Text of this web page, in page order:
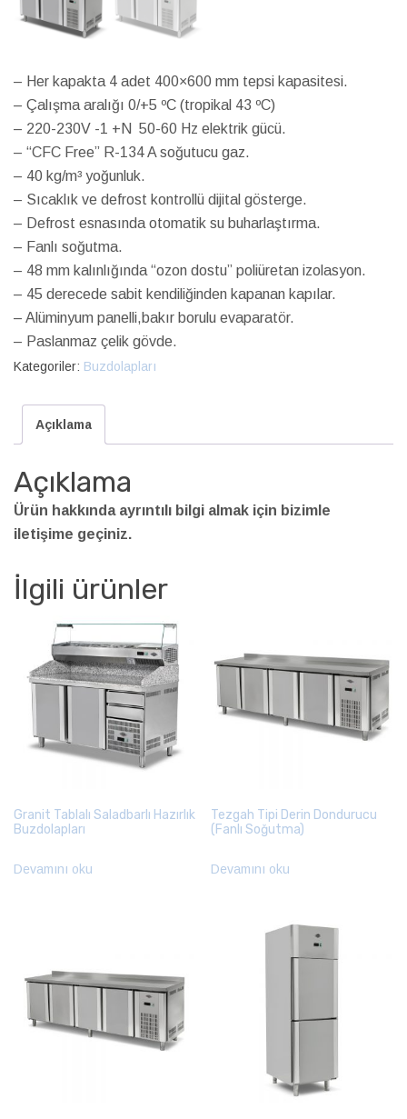
– Her kapakta 4 adet 400×600 mm tepsi kapasitesi.
– Çalışma aralığı 0/+5 ºC (tropikal 43 ºC)
– 220-230V -1 +N 50-60 Hz elektrik gücü.
– “CFC Free” R-134 A soğutucu gaz.
– 40 kg/m³ yoğunluk.
– Sıcaklık ve defrost kontrollü dijital gösterge.
– Defrost esnasında otomatik su buharlaştırma.
– Fanlı soğutma.
– 48 mm kalınlığında “ozon dostu” poliüretan izolasyon.
– 45 derecede sabit kendiliğinden kapanan kapılar.
– Alüminyum panelli,bakır borulu evaparatör.
– Paslanmaz çelik gövde.
Kategoriler: Buzdolapları
Açıklama
Açıklama
Ürün hakkında ayrıntılı bilgi almak için bizimle
iletişime geçiniz.
İlgili ürünler
Granit Tablalı Saladbarlı Hazırlık
Buzdolapları
Devamını oku
Tezgah Tipi Derin Dondurucu
(Fanlı Soğutma)
Devamını oku